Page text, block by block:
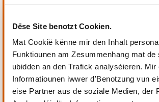
Dëse Site benotzt Cookien.
Mat Cookië kënne mir den Inhalt
Funktiounen am Zesummenhang mat de
ubidden an den Trafick analyséieren. Mir
Informatiounen iwwer d'Benotzung vun
eise Partner aus de soziale Medien, der
Automatiséierung